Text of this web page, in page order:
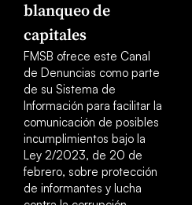
blanqueo de
capitales
FMSB ofrece este Canal
de Denuncias como parte
de su Sistema de
Información para facilitar la
comunicación de posibles
incumplimientos bajo la
Ley 2/2023, de 20 de
febrero, sobre protección
de informantes y lucha